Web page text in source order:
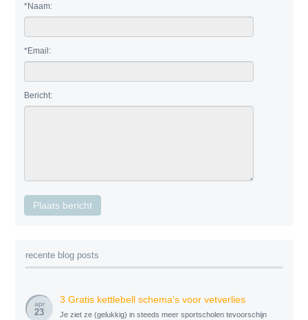
*Naam:
*Email:
Bericht:
recente blog posts
apr
23
3 Gratis kettlebell schema's voor vetverlies
Je ziet ze (gelukkig) in steeds meer sportscholen tevoorschijn